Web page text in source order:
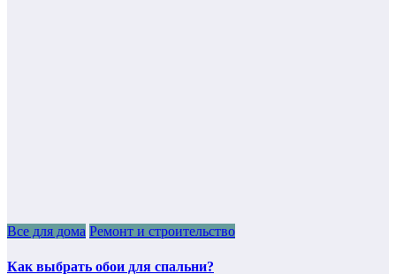
Все для дома Ремонт и строительство
Как выбрать обои для спальни?